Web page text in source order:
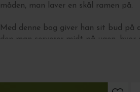
måden, man laver en skål ramen på.
Med denne bog giver han sit bud på
den man serverer midt på ugen,